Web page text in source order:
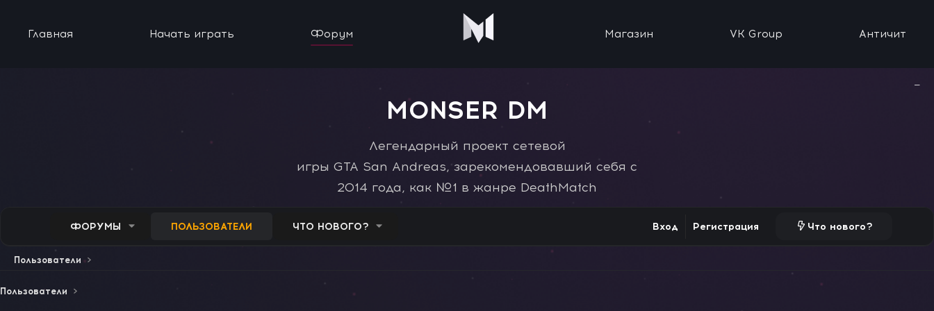
Главная Начать играть Форум Магазин VK Group Античит
−
MONSER DM
Легендарный проект сетевой
игры GTA San Andreas, зарекомендовавший себя с
2014 года, как №1 в жанре DeathMatch
ФОРУМЫ ПОЛЬЗОВАТЕЛИ ЧТО НОВОГО? Вход Регистрация Что нового?
Пользователи
Пользователи